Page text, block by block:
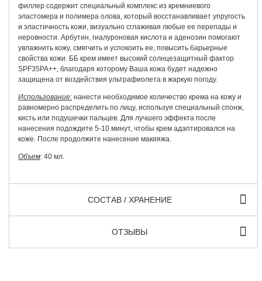
филлер содержит специальный комплекс из кремниевого
эластомера и полимера олова, который восстанавливает упругость
и эластичность кожи, визуально сглаживая любые ее перепады и
неровности. Арбутин, гиалуроновая кислота и аденозин помогают
увлажнить кожу, смягчить и успокоить ее, повысить барьерные
свойства кожи. ББ крем имеет высокий солнцезащитный фактор
SPF35PA++, благодаря которому Ваша кожа будет надежно
защищена от воздействия ультрафиолета в жаркую погоду.
Использование: нанести необходимое количество крема на кожу и
равномерно распределить по лицу, используя специальный спонж,
кисть или подушечки пальцев. Для лучшего эффекта после
нанесения подождите 5-10 минут, чтобы крем адаптировался на
коже. После продолжите нанесение макияжа.
Объем: 40 мл.
СОСТАВ / ХРАНЕНИЕ
ОТЗЫВЫ